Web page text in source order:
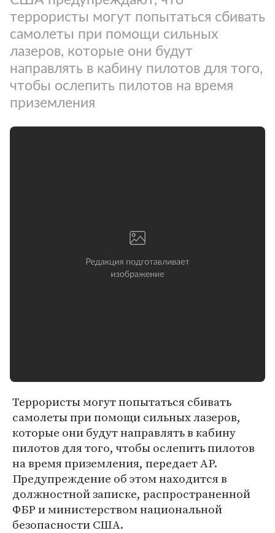
террористы могут попытаться сбивать
самолеты при помощи сильных
лазеров, которые они будут
направлять в кабину пилотов для того,
чтобы ослепить пилотов на время
приземления
Террористы могут попытаться сбивать
самолеты при помощи сильных лазеров,
которые они будут направлять в кабину
пилотов для того, чтобы ослепить пилотов
на время приземления, передает AP.
Предупреждение об этом находится в
должностной записке, распространенной
ФБР и министерством национальной
безопасности США.